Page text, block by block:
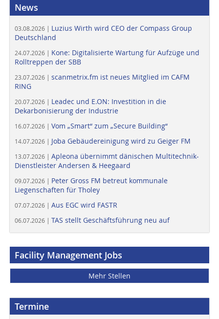
News
03.08.2026 | Luzius Wirth wird CEO der Compass Group
Deutschland
24.07.2026 | Kone: Digitalisierte Wartung für Aufzüge und
Rolltreppen der SBB
23.07.2026 | scanmetrix.fm ist neues Mitglied im CAFM
RING
20.07.2026 | Leadec und E.ON: Investition in die
Dekarbonisierung der Industrie
16.07.2026 | Vom „Smart“ zum „Secure Building“
14.07.2026 | Joba Gebäudereinigung wird zu Geiger FM
13.07.2026 | Apleona übernimmt dänischen Multitechnik-
Dienstleister Andersen & Heegaard
09.07.2026 | Peter Gross FM betreut kommunale
Liegenschaften für Tholey
07.07.2026 | Aus EGC wird FASTR
06.07.2026 | TAS stellt Geschäftsführung neu auf
Facility Management Jobs
Mehr Stellen
Termine